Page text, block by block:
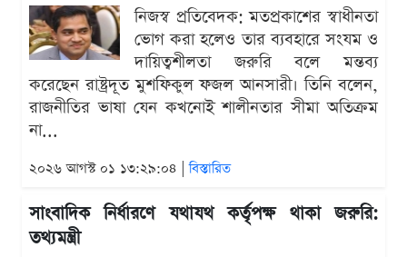
নিজস্ব প্রতিবেদক: মতপ্রকাশের স্বাধীনতা
ভোগ করা হলেও তার ব্যবহারে সংযম ও
দায়িত্বশীলতা জরুরি বলে মন্তব্য
করেছেন রাষ্ট্রদূত মুশফিকুল ফজল আনসারী। তিনি বলেন,
রাজনীতির ভাষা যেন কখনোই শালীনতার সীমা অতিক্রম
না...
২০২৬ আগস্ট ০১ ১৩:২৯:০৪ |বিস্তারিত
সাংবাদিক নির্ধারণে যথাযথ কর্তৃপক্ষ থাকা জরুরি:
তথ্যমন্ত্রী